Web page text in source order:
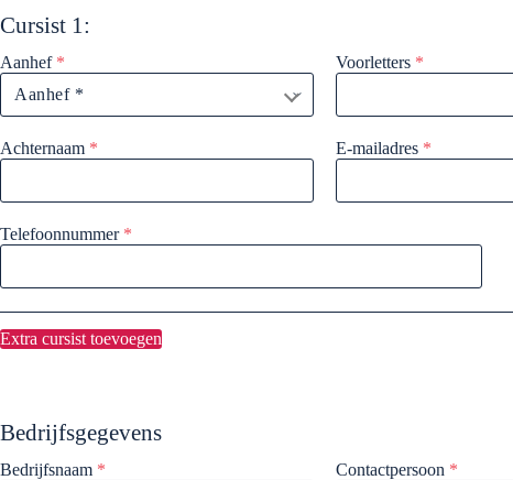
Cursist 1:
Aanhef * Voorletters *
Achternaam * E-mailadres *
Telefoonnummer *
Extra cursist toevoegen
Bedrijfsgegevens
Bedrijfsnaam * Contactpersoon *